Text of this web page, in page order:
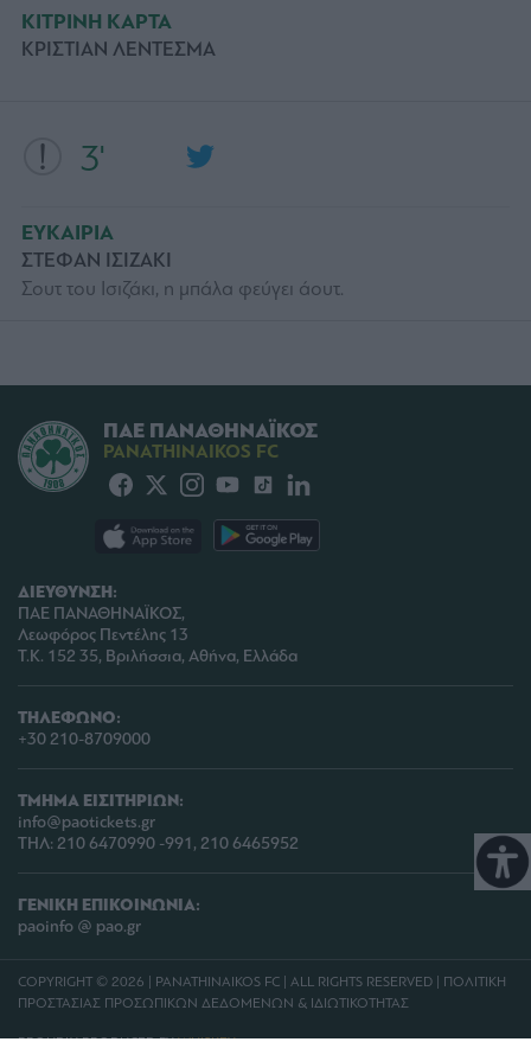
3'
ΕΥΚΑΙΡΙΑ
ΣΤΕΦΑΝ ΙΣΙΖΑΚΙ
Σουτ του Ισιζάκι, η μπάλα φεύγει άουτ.
ΚΙΤΡΙΝΗ ΚΑΡΤΑ
ΚΡΙΣΤΙΑΝ ΛΕΝΤΕΣΜΑ
ΔΙΕΥΘΥΝΣΗ:
ΠΑΕ ΠΑΝΑΘΗΝΑΪΚΟΣ,
Λεωφόρος Πεντέλης 13
Τ.Κ. 152 35, Βριλήσσια, Αθήνα, Ελλάδα
ΤΗΛΕΦΩΝΟ:
+30 210-8709000
ΤΜΗΜΑ ΕΙΣΙΤΗΡΙΩΝ:
info@paotickets.gr
ΤΗΛ: 210 6470990 -991, 210 6465952
ΓΕΝΙΚΗ ΕΠΙΚΟΙΝΩΝΙΑ:
paoinfo @ pao.gr
ΠΑΕ ΠΑΝΑΘΗΝΑΪΚΟΣ
PANATHINAIKOS FC
COPYRIGHT © 2026 | PANATHINAIKOS FC | ALL RIGHTS RESERVED | ΠΟΛΙΤΙΚΗ
ΠΡΟΣΤΑΣΙΑΣ ΠΡΟΣΩΠΙΚΩΝ ΔΕΔΟΜΕΝΩΝ & ΙΔΙΩΤΙΚΟΤΗΤΑΣ